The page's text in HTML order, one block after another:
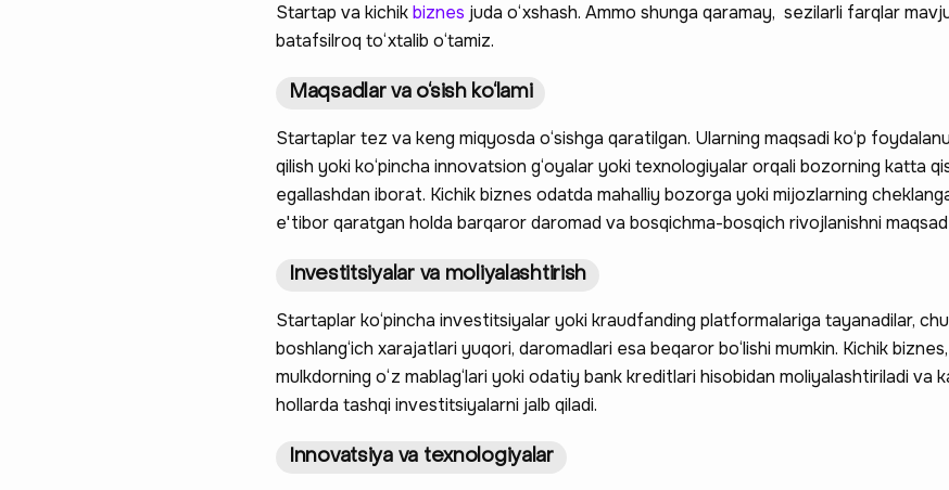
Startap va kichikbiznes juda o‘xshash. Ammo shunga qaramay, sezilarli farqlar
batafsilroq to‘xtalib o‘tamiz.
Maqsadlar va o‘sish ko‘lami
Startaplar tez va keng miqyosda o‘sishga qaratilgan. Ularning maqsadi ko‘p
qilish yoki ko‘pincha innovatsion g‘oyalar yoki texnologiyalar orqali bozorning katta
egallashdan iborat. Kichik biznes odatda mahalliy bozorga yoki mijozlarning
e'tibor qaratgan holda barqaror daromad va bosqichma-bosqich rivojlanishni maqsad
Investitsiyalar va moliyalashtirish
Startaplar ko‘pincha investitsiyalar yoki kraudfanding platformalariga tayanadilar,
boshlang‘ich xarajatlari yuqori, daromadlari esa beqaror bo‘lishi mumkin. Kichik
mulkdorning o‘z mablag‘lari yoki odatiy bank kreditlari hisobidan moliyalashtiriladi va
hollarda tashqi investitsiyalarni jalb qiladi.
Innovatsiya va texnologiyalar